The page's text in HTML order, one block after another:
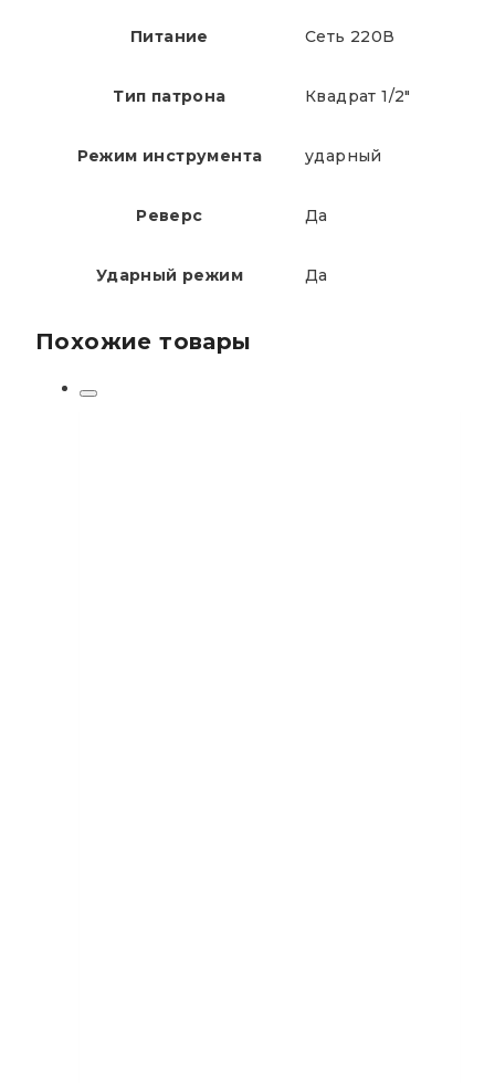
Питание Сеть 220В
Тип патрона Квадрат 1/2"
Режим инструмента ударный
Реверс Да
Ударный режим Да
Похожие товары